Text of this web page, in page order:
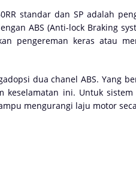
standar dan SP adalah
ABS (Anti-lock Braking
pengereman keras atau
dua chanel ABS. Yang
keselamatan ini. Untuk
mengurangi laju motor